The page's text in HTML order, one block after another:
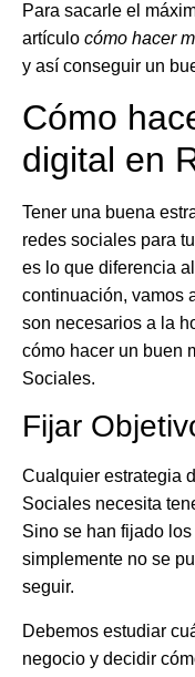
Para sacarle el
artículo cómo hacer
y así conseguir un
Cómo
digital en
Tener una buena
redes sociales para
es lo que diferencia
continuación, vamos
son necesarios a la
cómo hacer un buen
Sociales.
Fijar
Cualquier estrategia
Sociales necesita
Sino se han fijado
simplemente no se
seguir.
Debemos estudiar
negocio y decidir